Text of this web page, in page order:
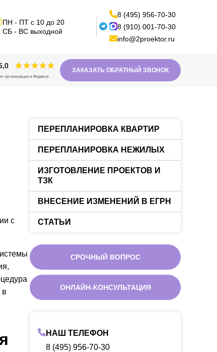
ПН - ПТ с 10 до 20
СБ - ВС выходной
8 (495) 956-70-30
8 (910) 001-70-30
info@2proektor.ru
ЗАКАЗАТЬ ОБРАТНЫЙ ЗВОНОК
с
в
ПЕРЕПЛАНИРОВКА КВАРТИР
ПЕРЕПЛАНИРОВКА НЕЖИЛЫХ
ИЗГОТОВЛЕНИЕ ПРОЕКТОВ И
ТЗК
ВНЕСЕНИЕ ИЗМЕНЕНИЙ В ЕГРН
СТАТЬИ
СРОЧНЫЙ ВОПРОС
ОНЛАЙН-КОНСУЛЬТАЦИЯ
НАШ ТЕЛЕФОН
8 (495) 956-70-30